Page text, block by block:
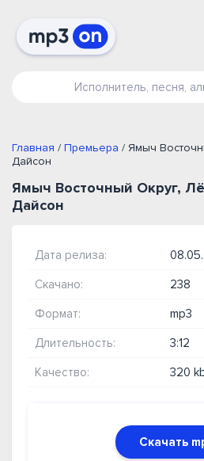
Главная / Премьера / Ямыч
Дайсон
Ямыч Восточный Округ,
Дайсон
Дата релиза:
Скачано: 238
Формат: mp3
Длительность: 3:12
Качество: 320
Скачать